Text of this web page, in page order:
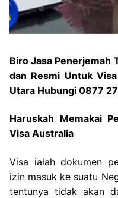
Biro Jasa Penerjemah
dan Resmi Untuk
Utara Hubungi 0877
Haruskah Memakai
Visa Australia
Visa ialah dokumen
izin masuk ke suatu
tentunya tidak akan